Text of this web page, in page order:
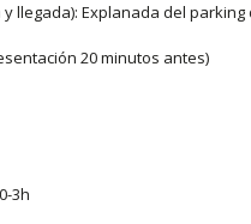
llegada): Explanada del parking
20 minutos antes)
3h